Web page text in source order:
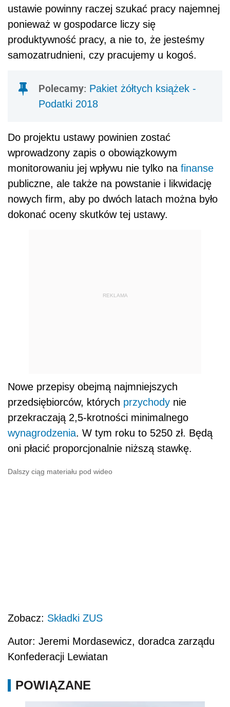
ustawie powinny raczej szukać pracy najemnej
ponieważ w gospodarce liczy się
produktywność pracy, a nie to, że jesteśmy
samozatrudnieni, czy pracujemy u kogoś.
Polecamy: Pakiet żółtych książek -
Podatki 2018
Do projektu ustawy powinien zostać
wprowadzony zapis o obowiązkowym
monitorowaniu jej wpływu nie tylko na finanse
publiczne, ale także na powstanie i likwidację
nowych firm, aby po dwóch latach można było
dokonać oceny skutków tej ustawy.
REKLAMA
Nowe przepisy obejmą najmniejszych
przedsiębiorców, których przychody nie
przekraczają 2,5-krotności minimalnego
wynagrodzenia. W tym roku to 5250 zł. Będą
oni płacić proporcjonalnie niższą stawkę.
Dalszy ciąg materiału pod wideo
Zobacz: Składki ZUS
Autor: Jeremi Mordasewicz, doradca zarządu
Konfederacji Lewiatan
POWIĄZANE